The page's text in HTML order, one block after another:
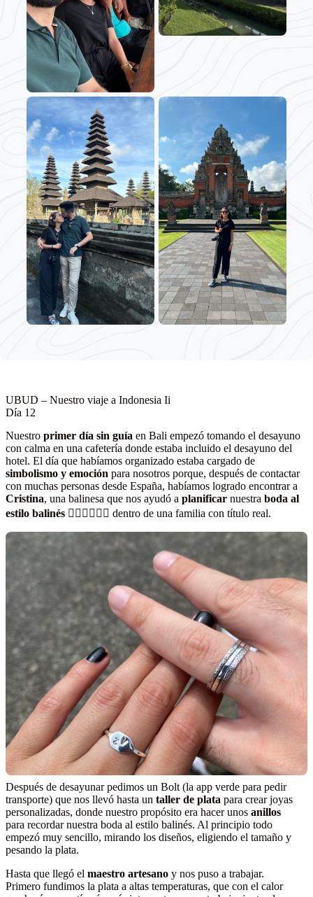
UBUD – Nuestro viaje a Indonesia Ii
Día 12
Nuestro primer día sin guía en Bali empezó tomando el desayuno
con calma en una cafetería donde estaba incluido el desayuno del
hotel. El día que habíamos organizado estaba cargado de
simbolismo y emoción para nosotros porque, después de contactar
con muchas personas desde España, habíamos logrado encontrar a
Cristina, una balinesa que nos ayudó a planificar nuestra boda al
estilo balinés 👰🏻‍♂️👰🏻‍♀️ dentro de una familia con título real.
Después de desayunar pedimos un Bolt (la app verde para pedir
transporte) que nos llevó hasta un taller de plata para crear joyas
personalizadas, donde nuestro propósito era hacer unos anillos
para recordar nuestra boda al estilo balinés. Al principio todo
empezó muy sencillo, mirando los diseños, eligiendo el tamaño y
pesando la plata.
Hasta que llegó el maestro artesano y nos puso a trabajar.
Primero fundimos la plata a altas temperaturas, que con el calor